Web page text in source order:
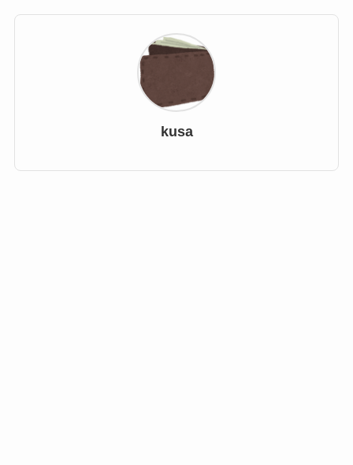
kusa